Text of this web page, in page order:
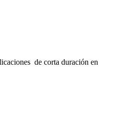
de corta duración en